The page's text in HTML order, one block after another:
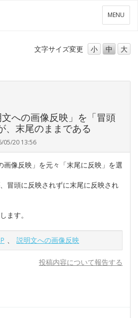
メ
ニ
ー
MENU
文字サイズ変更 小 中 大
への画像反映」を「冒頭
、末尾のままである
05/20 13:56
画像反映」を元々「末尾に反映」を選
冒頭に反映されずに末尾に反映され
ます。
、 説明文への画像反映
投稿内容について報告する